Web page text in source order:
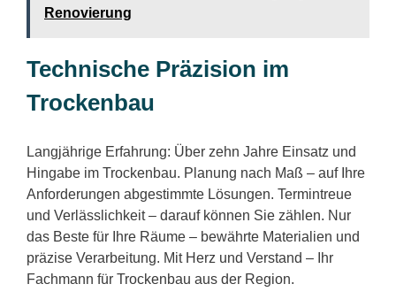
Renovierung
Technische Präzision im
Trockenbau
Langjährige Erfahrung: Über zehn Jahre Einsatz und
Hingabe im Trockenbau. Planung nach Maß – auf Ihre
Anforderungen abgestimmte Lösungen. Termintreue
und Verlässlichkeit – darauf können Sie zählen. Nur
das Beste für Ihre Räume – bewährte Materialien und
präzise Verarbeitung. Mit Herz und Verstand – Ihr
Fachmann für Trockenbau aus der Region.